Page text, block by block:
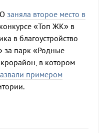
заняла второе место в
«Топ ЖК» в
в благоустройство
за парк «Родные
в котором
примером